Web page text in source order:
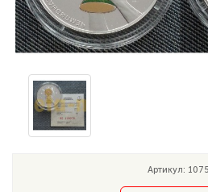
Артикул: